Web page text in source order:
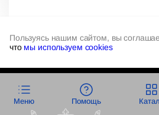
Меню Помощь
Пользуясь нашим сайтом, вы
что мы используем cookies